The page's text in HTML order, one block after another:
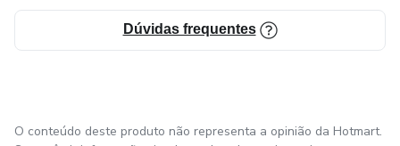
Dúvidas frequentes
O conteúdo deste produto não representa a opinião da Hotmart.